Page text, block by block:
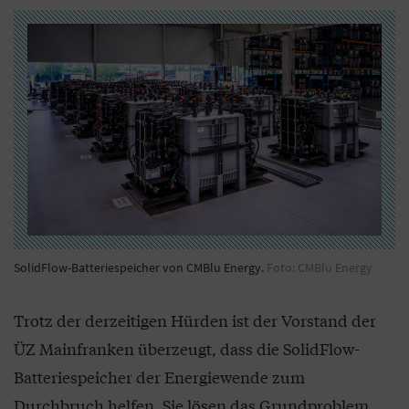
SolidFlow-Batteriespeicher von CMBlu Energy. Foto: CMBlu Energy
Trotz der derzeitigen Hürden ist der Vorstand der
ÜZ Mainfranken überzeugt, dass die SolidFlow-
Batteriespeicher der Energiewende zum